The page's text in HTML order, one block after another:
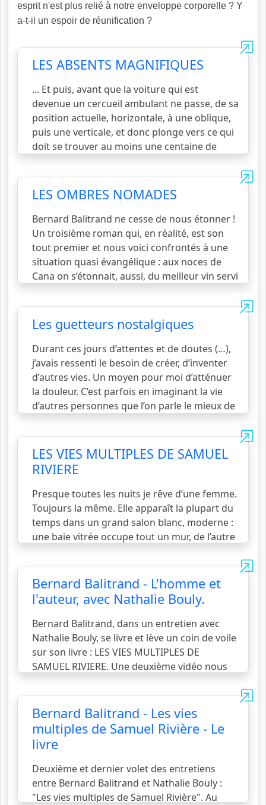
esprit n'est plus relié à notre enveloppe corporelle ? Y
a-t-il un espoir de réunification ?
LES ABSENTS MAGNIFIQUES
... Et puis, avant que la voiture qui est
devenue un cercueil ambulant ne passe, de sa
position actuelle, horizontale, à une oblique,
puis une verticale, et donc plonge vers ce qui
doit se trouver au moins une centaine de
personne assise à côté de moi, me rappelle
que, dans de nombreux rêves, je me suis
retrouvé en train de voler, et que mon corps
savait ce qu’il devait faire pour échapper à la
pesanteur. Je sors donc de la voiture, je bats
des bras, et… Bernardvoir la suite...
LES OMBRES NOMADES
Bernard Balitrand ne cesse de nous étonner !
Un troisième roman qui, en réalité, est son
tout premier et nous voici confrontés à une
situation quasi évangélique : aux noces de
Cana on s’étonnait, aussi, du meilleur vin servi
appréciera selon ses goûts mais, tout de
même, quel auteur surprenant ! Dans une
avenue du centre-ville, une moto vole au-
dessus des voitures, à quelques mètres du
sol. Une bombe a éclaté sous une plaque
d’égout, juste au moment où le motarvoir la
suite...
Les guetteurs nostalgiques
Durant ces jours d’attentes et de doutes (…),
j’avais ressenti le besoin de créer, d’inventer
d’autres vies. Un moyen pour moi d’atténuer
la douleur. C’est parfois en imaginant la vie
d’autres personnes que l’on parle le mieux de
nous, n’est-ce pas. Il m’a été difficile de me
détacher d’eux mais leurs vies se
mélangeaient trop à la mienne.voir la suite...
LES VIES MULTIPLES DE SAMUEL
RIVIERE
Presque toutes les nuits je rêve d’une femme.
Toujours la même. Elle apparaît la plupart du
temps dans un grand salon blanc, moderne :
une baie vitrée occupe tout un mur, de l’autre
mousse, et, après, emplissant tout l’espace,
l’océan, à l’infini. La femme est plutôt petite,
toujours habillée de la même façon, une
petite robe blanche, lég&egra voir la suite...
Bernard Balitrand - L'homme et
l'auteur, avec Nathalie Bouly.
Bernard Balitrand, dans un entretien avec
Nathalie Bouly, se livre et lève un coin de voile
sur son livre : LES VIES MULTIPLES DE
SAMUEL RIVIERE. Une deuxième vidéo nous
décembre 2022, plus en détail et s'intéressera
à son contenu. A suivre...
voir la suite...
Bernard Balitrand - Les vies
multiples de Samuel Rivière - Le
livre
Deuxième et dernier volet des entretiens
entre Bernard Balitrand et Nathalie Bouly :
"Les vies multiples de Samuel Rivière". Au